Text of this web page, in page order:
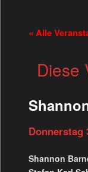
« Alle
Diese
Donnerstag
Shannon